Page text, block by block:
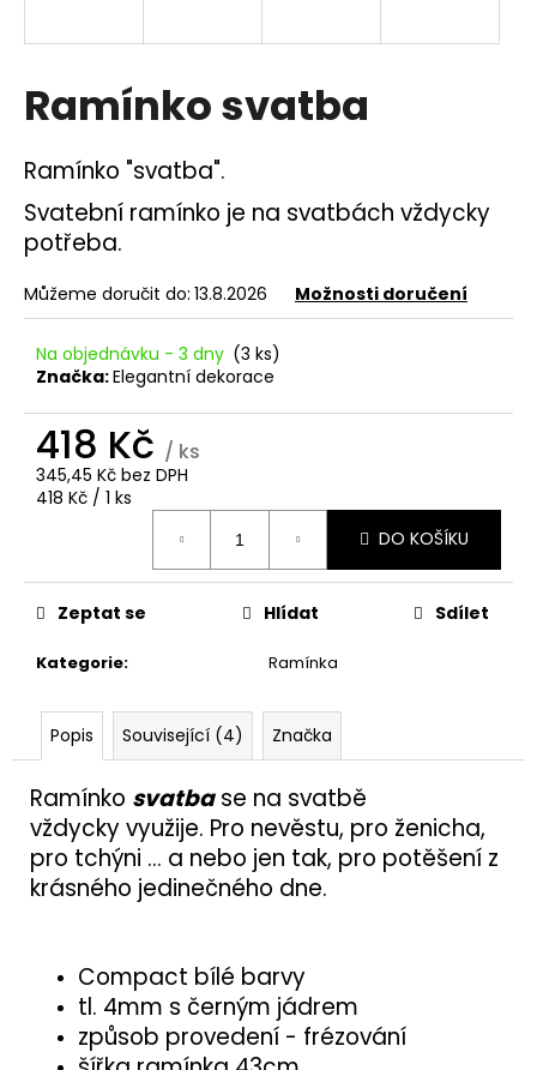
Ramínko svatba
Ramínko "svatba".
Svatební ramínko je na svatbách vždycky
potřeba.
Můžeme doručit do: 13.8.2026 Možnosti doručení
Na objednávku - 3 dny (3 ks)
Značka:Elegantní dekorace
418 Kč / ks
345,45 Kč bez DPH
Měrná
418 Kč / 1 ks
DO KOŠÍKU
Kategorie: Ramínka
Zeptat se Hlídat Sdílet
Popis Související (4) Značka
Ramínko svatbase na svatbě
vždycky využije. Pro nevěstu, pro ženicha,
pro tchýni ... a nebo jen tak, pro potěšení z
krásného jedinečného dne.
Compact bílé barvy
tl. 4mm s černým jádrem
způsob provedení - frézování
í
t
?
D
o
p
o
j
e
e
KOLÍK
20X100
77
Kč